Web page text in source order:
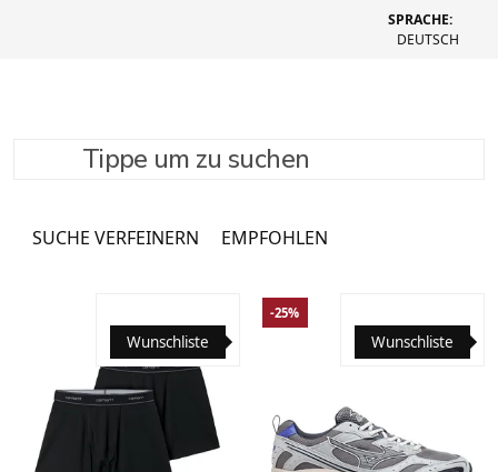
SPRACHE:
DEUTSCH
Tippe um zu suchen
Beauty3761 Produkte
SUCHE VERFEINERN EMPFOHLEN
Wunschliste Wunschliste
-25%